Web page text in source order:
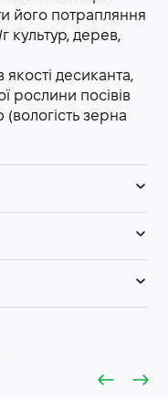
його потрапляння
культур, дерев,
десиканта,
рослини посівів
зерна